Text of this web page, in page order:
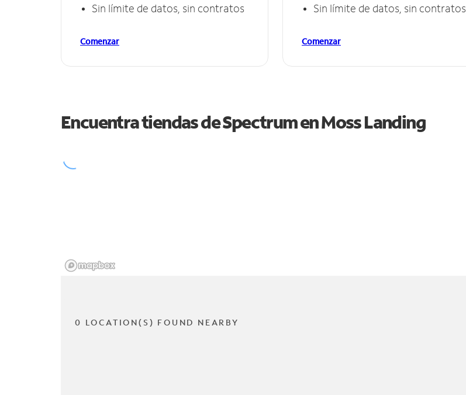
Sin límite de datos, sin contratos
Comenzar
Sin límite de datos, sin contratos
Comenzar
Encuentra tiendas de Spectrum enMoss Landing
0 LOCATION(S) FOUND NEARBY